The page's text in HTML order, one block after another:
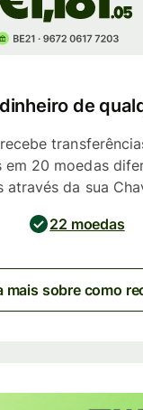
de
20 moedas
através da sua
22 moedas
mais sobre como